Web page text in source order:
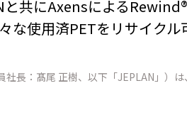
共にAxensによる
使用済PETをリサイク